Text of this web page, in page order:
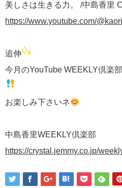
美しさは生きる力。 /中島香里
https://www.youtube.com/
追伸
今月のYouTube WEEKLY倶楽
お楽しみ下さいネ
中島香里WEEKLY倶楽部
https://crystal.jemmy.co.jp/